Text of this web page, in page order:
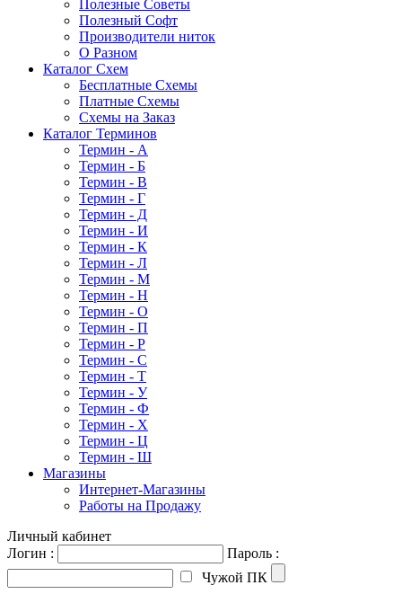
Полезные Советы
Полезный Софт
Производители ниток
О Разном
Каталог Схем
Бесплатные Схемы
Платные Схемы
Схемы на Заказ
Каталог Терминов
Термин - А
Термин - Б
Термин - В
Термин - Г
Термин - Д
Термин - И
Термин - К
Термин - Л
Термин - М
Термин - Н
Термин - О
Термин - П
Термин - Р
Термин - С
Термин - Т
Термин - У
Термин - Ф
Термин - Х
Термин - Ц
Термин - Ш
Магазины
Интернет-Магазины
Работы на Продажу
Личный кабинет
Логин :
Пароль :
Чужой ПК